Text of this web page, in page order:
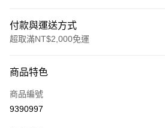
付款與運送方式
超取滿NT$2,000免運
信用卡一次付款
超商取貨付款
商品特色
商品編號
9390997